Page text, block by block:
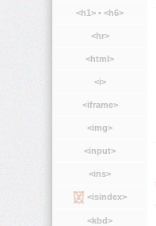
<h1> • <h6>
<hr>
<html>
<i>
<iframe>
<img>
<input>
<ins>
<isindex>
<kbd>